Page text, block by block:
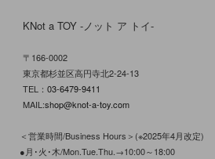
KNot a TOY -ノット ア トイ-
〒166-0002
東京都杉並区高円寺北2-24-13
TEL： 03-6479-9411
MAIL:shop@knot-a-toy.com
＜営業時間/Business Hours＞(※2025年4月改定)
●月･火･木/Mon.Tue.Thu.→10:00～18:00